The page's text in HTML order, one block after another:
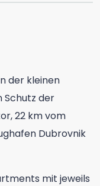
der kleinen
Schutz der
22 km vom
Dubrovnik
mit jeweils